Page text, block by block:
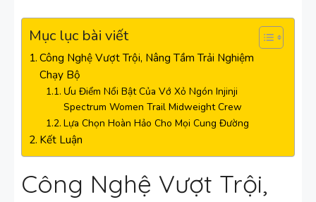
Mục lục bài viết
Công Nghệ Vượt Trội, Nâng Tầm Trải Nghiệm
Chạy Bộ
Ưu Điểm Nổi Bật Của Vớ Xỏ Ngón Injinji
Spectrum Women Trail Midweight Crew
Lựa Chọn Hoàn Hảo Cho Mọi Cung Đường
Kết Luận
Công Nghệ Vượt Trội,